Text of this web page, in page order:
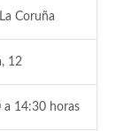
Coruña
12
a 14:30 horas